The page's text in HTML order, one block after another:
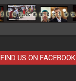
FIND US ON FACEBOOK